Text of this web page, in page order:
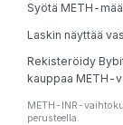
Syötä METH-
Laskin näyttää
Rekisteröidy
kauppaa METH-
METH-INR-
perusteella.